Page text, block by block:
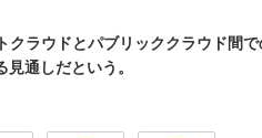
クラウドとパブリッククラウド間
通しだという。